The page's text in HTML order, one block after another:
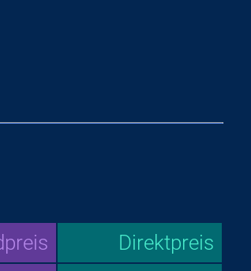
Direktpreis